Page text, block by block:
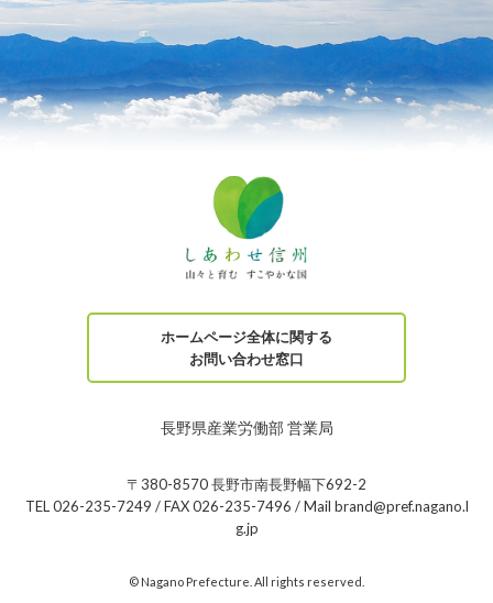
ホームページ全体に関する
お問い合わせ窓口
長野県産業労働部 営業局
〒380-8570 長野市南長野幅下692-2
TEL 026-235-7249 / FAX 026-235-7496 / Mail brand@pref.nagano.l
g.jp
© Nagano Prefecture. All rights reserved.